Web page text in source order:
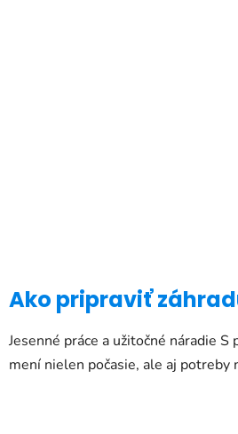
Ako pripraviť
Jesenné práce a užitočné náradie S
mení nielen počasie, ale aj potreby